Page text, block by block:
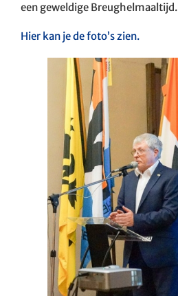
een geweldige Breughelmaaltijd.
Hier kan je de foto’s zien.